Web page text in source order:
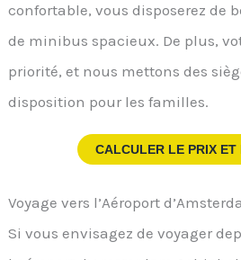
confortable, vous disposerez de
de minibus spacieux. De plus,
priorité, et nous mettons des
disposition pour les familles.
CALCULER LE PRIX ET
Voyage vers l’Aéroport
Si vous envisagez de voyager